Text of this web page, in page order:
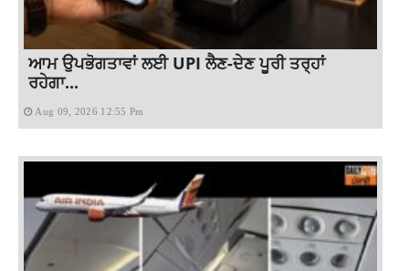
ਆਮ ਉਪਭੋਗਤਾਵਾਂ ਲਈ UPI ਲੈਣ-ਦੇਣ ਪੂਰੀ ਤਰ੍ਹਾਂ
ਰਹੇਗਾ...
Aug 09, 2026 12:55 Pm